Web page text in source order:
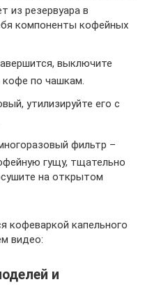
из резервуара в
компоненты кофейных
выключите
кофе по чашкам.
утилизируйте его с
фильтр –
гущу, тщательно
на открытом
кофеваркой капельного
видео:
и